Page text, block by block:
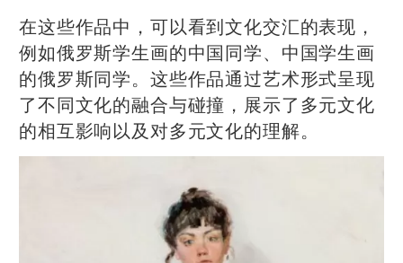
在这些作品中，可以看到文化交汇的表现，
例如俄罗斯学生画的中国同学、中国学生画
的俄罗斯同学。这些作品通过艺术形式呈现
了不同文化的融合与碰撞，展示了多元文化
的相互影响以及对多元文化的理解。